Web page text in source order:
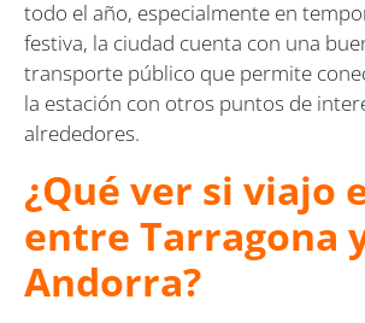
todo el año, especialmente en
festiva, la ciudad cuenta con una
transporte público que permite
la estación con otros puntos de
alrededores.
¿Qué ver si viajo
entre Tarragona
Andorra?